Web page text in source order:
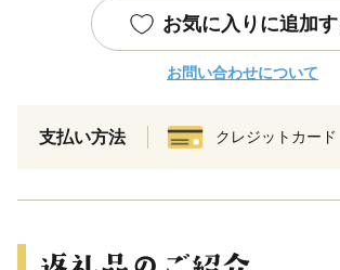
お気に入りに追加
お問い合わせについて
支払い方法 クレジットカード